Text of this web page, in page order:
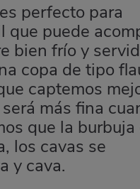
perfecto para
que puede
bien frío y
copa de tipo
captemos
más fina
que la burbuja
los cavas se
y cava.